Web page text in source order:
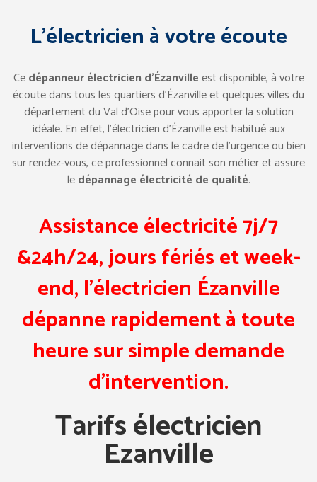
L’électricien à votre écoute
Cedépanneur électricien d’Ézanvilleest disponible, à votre
écoute dans tous les quartiers d’Ézanville et quelques villes du
département du Val d’Oise pour vous apporter la solution
idéale. En effet, l’électricien d’Ézanville est habitué aux
interventions de dépannage dans le cadre de l’urgence ou bien
sur rendez-vous, ce professionnel connait son métier et assure
ledépannage électricité de qualité.
Assistance électricité 7j/7
&24h/24, jours fériés et week-
end, l’électricien Ézanville
dépanne rapidement à toute
heure sur simple demande
d’intervention.
Tarifs électricien
Ezanville